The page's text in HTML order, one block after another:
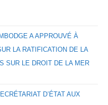
A APPROUVÉ À
LA RATIFICATION DE LA
SUR LE DROIT DE LA MER
D’ÉTAT AUX